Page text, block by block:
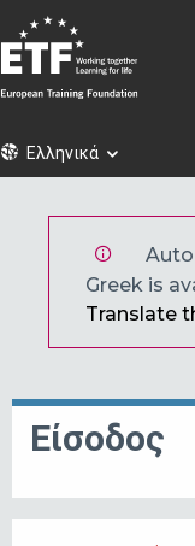
Παράκαμψη
προς
το
κυρίως
ETFΕλληνικά
Greek is
Translate
Είσοδος